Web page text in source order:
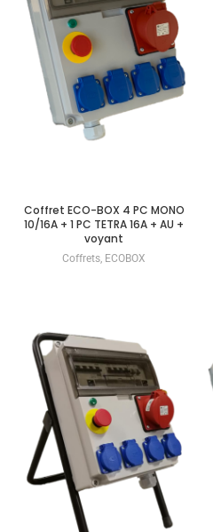
Coffret ECO-BOX 4 PC MONO
10/16A + 1 PC TETRA 16A + AU +
voyant
Coffrets, ECOBOX